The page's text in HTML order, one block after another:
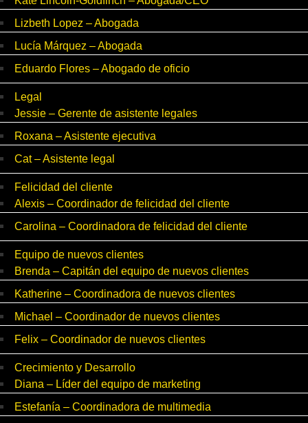
Lizbeth Lopez – Abogada
Lucía Márquez – Abogada
Eduardo Flores – Abogado de oficio
Legal
Jessie – Gerente de asistente legales
Roxana – Asistente ejecutiva
Cat – Asistente legal
Felicidad del cliente
Alexis – Coordinador de felicidad del cliente
Carolina – Coordinadora de felicidad del cliente
Equipo de nuevos clientes
Brenda – Capitán del equipo de nuevos clientes
Katherine – Coordinadora de nuevos clientes
Michael – Coordinador de nuevos clientes
Felix – Coordinador de nuevos clientes
Crecimiento y Desarrollo
Diana – Líder del equipo de marketing
Estefanía – Coordinadora de multimedia